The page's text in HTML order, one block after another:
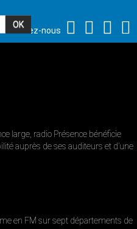
Suivez-nous
large, radio Présence bénéficie
auprès de ses auditeurs et d’une
en FM sur sept départements de